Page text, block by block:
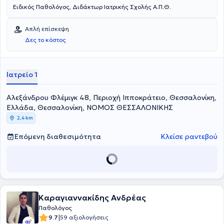
Ειδικός Παθολόγος, Διδάκτωρ Ιατρικής Σχολής Α.Π.Θ.
Απλή επίσκεψη
Δες το κόστος
Ιατρείο 1
Αλεξάνδρου Φλέμιγκ 48, Περιοχή Ιπποκράτειο, Θεσσαλονίκη,
Ελλάδα, Θεσσαλονίκη, ΝΟΜΟΣ ΘΕΣΣΑΛΟΝΙΚΗΣ
2,4 km
Επόμενη διαθεσιμότητα Κλείσε ραντεβού
Καραγιαννακίδης Ανδρέας
Παθολόγος
9.7|59 αξιολογήσεις